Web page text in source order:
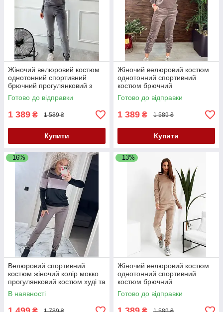
Жіночий велюровий костюм
однотонний спортивний
брючний прогулянковий з
капюшоном розмір L XL 48-
50 52-54 графіт
Готово до відправки
1 389 ₴ 1 589 ₴
Купити
Жіночий велюровий костюм
однотонний спортивний
костюм брючний
прогулянковий з капюшоном
темне капучіно костюм
Готово до відправки
1 389 ₴ 1 589 ₴
Купити
–16%
Велюровий спортивний
костюм жіночий колір мокко
прогулянковий костюм худі та
штани оксамитовий костюм з
капюшоном
В наявності
–13%
Жіночий велюровий костюм
однотонний спортивний
костюм брючний
прогулянковий костюм з
капюшоном темне капучіно
Готово до відправки